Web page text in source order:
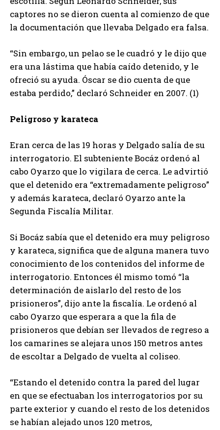
captores no se dieron cuenta al comienzo de que
la documentación que llevaba Delgado era falsa.
“Sin embargo, un pelao se le cuadró y le dijo que
era una lástima que había caído detenido, y le
ofreció su ayuda. Óscar se dio cuenta de que
estaba perdido,” declaró Schneider en 2007. (1)
Peligroso y karateca
Eran cerca de las 19 horas y Delgado salía de su
interrogatorio. El subteniente Bocáz ordenó al
cabo Oyarzo que lo vigilara de cerca. Le advirtió
que el detenido era “extremadamente peligroso”
y además karateca, declaró Oyarzo ante la
Segunda Fiscalía Militar.
Si Bocáz sabía que el detenido era muy peligroso
y karateca, significa que de alguna manera tuvo
conocimiento de los contenidos del informe de
interrogatorio. Entonces él mismo tomó “la
determinación de aislarlo del resto de los
prisioneros”, dijo ante la fiscalía. Le ordenó al
cabo Oyarzo que esperara a que la fila de
prisioneros que debían ser llevados de regreso a
los camarines se alejara unos 150 metros antes
de escoltar a Delgado de vuelta al coliseo.
“Estando el detenido contra la pared del lugar
en que se efectuaban los interrogatorios por su
parte exterior y cuando el resto de los detenidos
se habían alejado unos 120 metros,